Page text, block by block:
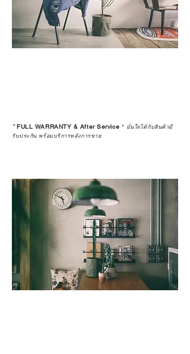
*FULL WARRANTY & After Service * มั่นใจได้กับสินค้ามี
รับประกัน พร้อมบริการหลังการขาย